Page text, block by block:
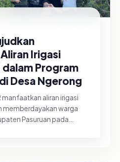
Irigasi
dalam Program
Desa Ngerong
manfaatkan aliran irigasi
memberdayakan warga
Pasuruan pada